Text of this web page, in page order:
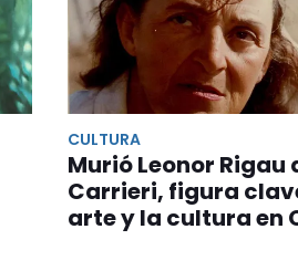
CULTURA
Murió Leonor Rigau
Carrieri, figura
arte y la cultura en